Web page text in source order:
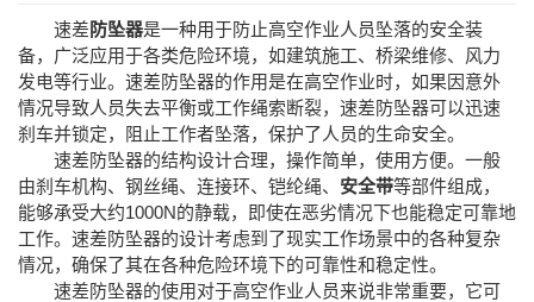
速差 防坠器是一种用于防止高空作业人员坠落的安全装
备，广泛应用于各类危险环境，如建筑施工、桥梁维修、风力
发电等行业。速差防坠器的作用是在高空作业时，如果因意外
情况导致人员失去平衡或工作绳索断裂，速差防坠器可以迅速
刹车并锁定，阻止工作者坠落，保护了人员的生命安全。
速差防坠器的结构设计合理，操作简单，使用方便。一般
由刹车机构、钢丝绳、连接环、铠纶绳、 安全带等部件组成，
能够承受大约1000N的静载，即使在恶劣情况下也能稳定可靠地
工作。速差防坠器的设计考虑到了现实工作场景中的各种复杂
情况，确保了其在各种危险环境下的可靠性和稳定性。
速差防坠器的使用对于高空作业人员来说非常重要，它可